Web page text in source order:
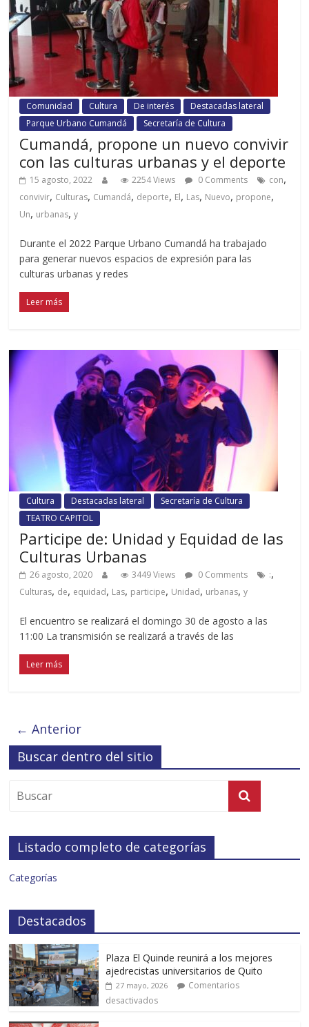
Comunidad Cultura De interés
Destacadas lateral
Parque Urbano Cumandá
Secretaría de Cultura
Cumandá, propone un nuevo convivir
con las culturas urbanas y el deporte
15 agosto, 2022 2254 Views 0 Comments con,
convivir, Culturas, Cumandá, deporte, El, Las, Nuevo, propone,
Un, urbanas,y
Durante el 2022 Parque Urbano Cumandá ha trabajado
para generar nuevos espacios de expresión para las
culturas urbanas y redes
Leer más
Cultura Destacadas lateral
Secretaría de Cultura
TEATRO CAPITOL
Participe de: Unidad y Equidad de las
Culturas Urbanas
26 agosto, 2020 3449 Views 0 Comments :,
Culturas, de, equidad, Las, participe, Unidad, urbanas,y
El encuentro se realizará el domingo 30 de agosto a las
11:00 La transmisión se realizará a través de las
Leer más
← Anterior
Buscar dentro del sitio
Listado completo de categorías
Categorías
Destacados
Plaza El Quinde reunirá a los mejores
ajedrecistas universitarios de Quito
27 mayo, 2026
Comentarios
desactivados